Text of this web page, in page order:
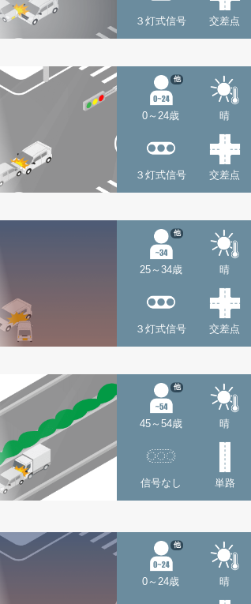
３灯式信号 交差点
0～24歳
他
晴
３灯式信号 交差点
25～34歳
他
晴
３灯式信号 交差点
45～54歳
他
晴
信号なし 単路
0～24歳
他
晴